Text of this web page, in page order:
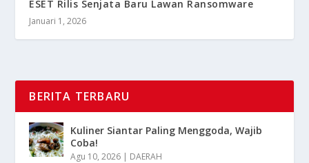
ESET Rilis Senjata Baru Lawan Ransomware
Januari 1, 2026
BERITA TERBARU
Kuliner Siantar Paling Menggoda, Wajib
Coba!
Agu 10, 2026 | DAERAH